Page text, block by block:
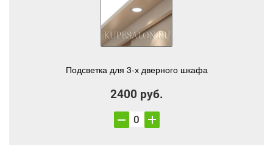
Подсветка для 3-х дверного шкафа
2400 руб.